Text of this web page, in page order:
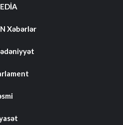
Xəbərlər